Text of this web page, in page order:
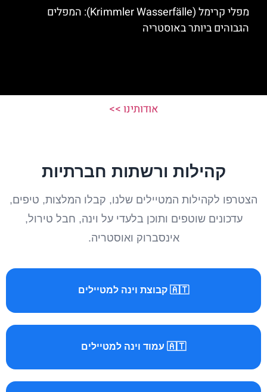
מפלי קרימל (Krimmler Wasserfälle): המפלים
הגבוהים ביותר באוסטריה
אודותינו >>
קהילות ורשתות חברתיות
הצטרפו לקהילות המטיילים שלנו, קבלו המלצות, טיפים,
עדכונים שוטפים ותוכן בלעדי על וינה, חבל טירול,
אינסברוק ואוסטריה.
🇦🇹 קבוצת וינה למטיילים
🇦🇹 עמוד וינה למטיילים